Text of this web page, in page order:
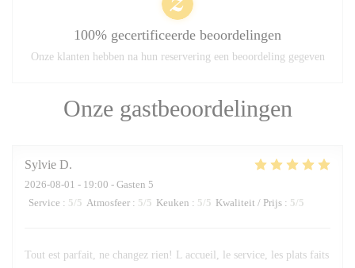
Onze gastbeoordelingen
Sylvie D
2026-08-01 - 19:00 - Gasten 5
Service : 5/5 Atmosfeer : 5/5 Keuken : 5/5 Kwaliteit / Prijs : 5/5
Tout est parfait, ne changez rien! L accueil, le service, les plats faits
100% gecertificeerde beoordelingen
Onze klanten hebben na hun reservering een beoordeling gegeven